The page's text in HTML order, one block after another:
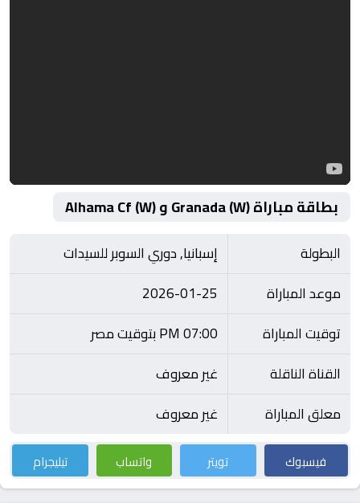
بطاقة مباراة Granada (W) و Alhama Cf (W)
البطولة
إسبانيا, دوري السوبر للسيدات
موعد المباراة
2026-01-25
توقيت المباراة
07:00 PM بتوقيت مصر
القناة الناقلة
غير معروف
معلق المباراة
غير معروف
فيسبوك تويتر واتساب تيليجرام